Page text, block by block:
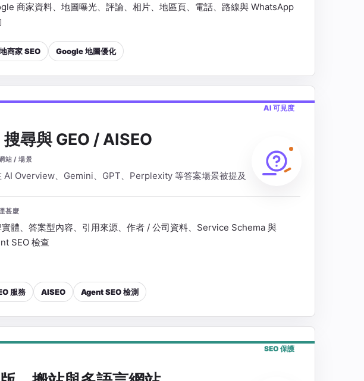
商家資料、地圖曝光、評論、相片、地區頁、電話、路線與 WhatsApp
商家 SEO Google 地圖優化
AI 可見度
搜尋與 GEO / AISEO
站 / 場景
AI Overview、Gemini、GPT、Perplexity 等答案場景被提及
甚麼
體、答案型內容、引用來源、作者 / 公司資料、Service Schema 與
SEO 檢查
服務 AISEO Agent SEO 檢測
SEO 保護